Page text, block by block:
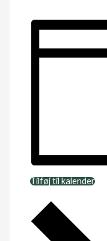
Tilføj til kalender